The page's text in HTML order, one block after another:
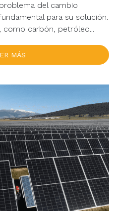
del cambio
para su solución.
carbón, petróleo...
MÁS